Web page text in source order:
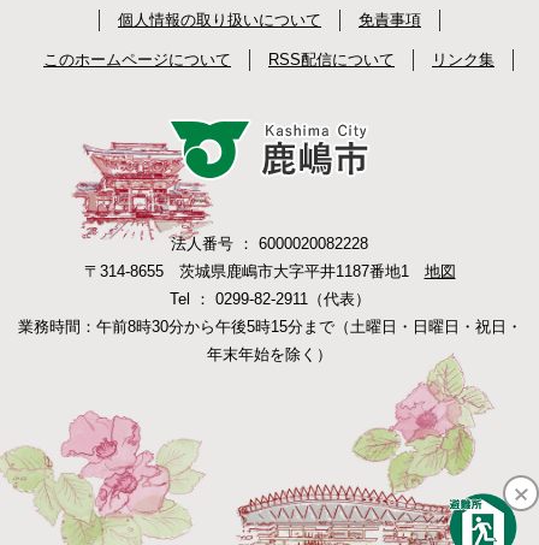
個人情報の取り扱いについて 免責事項
このホームページについて RSS配信について リンク集
法人番号 ： 6000020082228
〒314-8655 茨城県鹿嶋市大字平井1187番地1 地図
Tel ： 0299-82-2911（代表）
業務時間：午前8時30分から午後5時15分まで（土曜日・日曜日・祝日・
年末年始を除く）